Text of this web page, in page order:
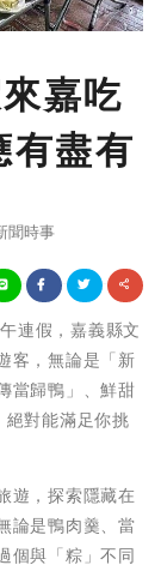
嘉吃
有盡有
聞時事
連假，嘉義縣文
客，無論是「新
當歸鴨」、鮮甜
對能滿足你挑
遊，探索隱藏在
論是鴨肉羹、當
個與「粽」不同